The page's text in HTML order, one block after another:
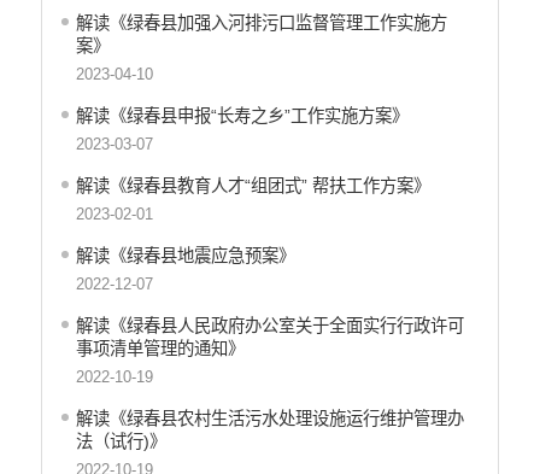
乡村振兴
社会救助
生态环境
食品药品监督
产品质量
公共文化服务
医疗卫生
解读《绿春县加强入河排污口监督管理工作实施方
案》
2023-04-10
解读《绿春县申报“长寿之乡”工作实施方案》
2023-03-07
解读《绿春县教育人才“组团式” 帮扶工作方案》
2023-02-01
解读《绿春县地震应急预案》
2022-12-07
解读《绿春县人民政府办公室关于全面实行行政许可
事项清单管理的通知》
2022-10-19
解读《绿春县农村生活污水处理设施运行维护管理办
法（试行)》
2022-10-19